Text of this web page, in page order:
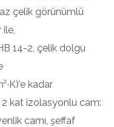
çelik görünümlü
ile,
14-2, çelik dolgu
kadar
kat izolasyonlu cam:
camı, şeffaf